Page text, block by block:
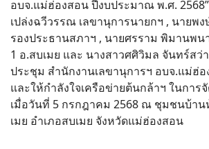
อบจ.แม่ฮ่องสอน ปีงบประมาณ พ.ศ.
เปล่งฉวีวรรณ เลขานุการนายกฯ , นายพ
รองประธานสภาฯ , นายศรราม พิมานพน
1 อ.สบเมย และ นางสาวศศิวิมล จันทร์สว่
ประชุม สำนักงานเลขานุการฯ อบจ.แม่ฮ่
และให้กำลังใจเครือข่ายต้นกล้าฯ ในการ
เมื่อวันที่ 5 กรกฎาคม 2568 ณ ชุมชนบ้าน
เมย อำเภอสบเมย จังหวัดแม่ฮ่องสอน